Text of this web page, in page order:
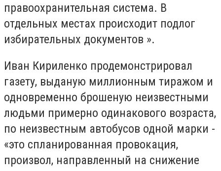
правоохранительная система. В
отдельных местах происходит подлог
избирательных документов ».
Иван Кириленко продемонстрировал
газету, выданую миллионным тиражом и
одновременно брошеную неизвестными
людьми примерно одинакового возраста,
по неизвестным автобусов одной марки -
«это спланированная провокация,
произвол, направленный на снижение